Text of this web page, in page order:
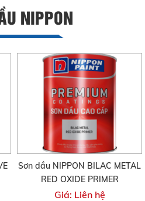
NIPPON
Sơn dầu NIPPON BILAC METAL
RED OXIDE PRIMER
Giá: Liên hệ